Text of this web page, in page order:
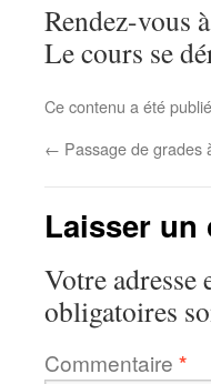
Rendez-vous
Le cours se
Ce contenu a été
← Passage de grades
Laisser un
Votre adresse
obligatoires
Commentaire *